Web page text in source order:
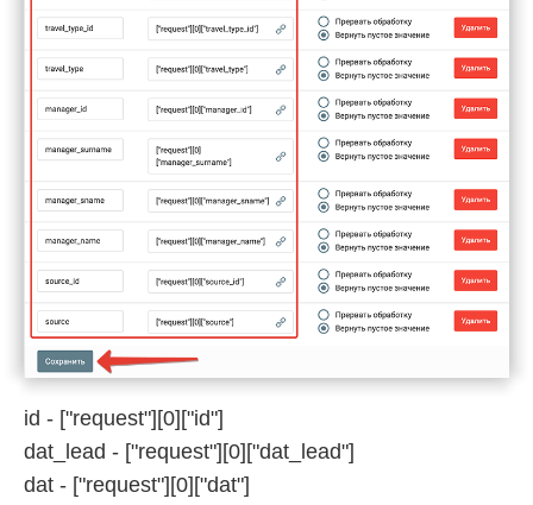
id - ["request"][0]["id"]
dat_lead - ["request"][0]["dat_lead"]
dat - ["request"][0]["dat"]